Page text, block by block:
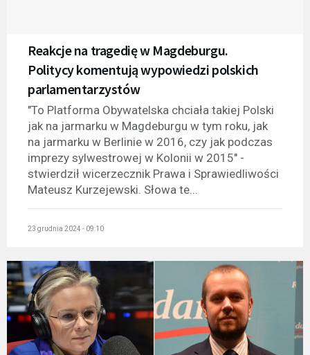
Reakcje na tragedię w Magdeburgu.
Politycy komentują wypowiedzi polskich
parlamentarzystów
"To Platforma Obywatelska chciała takiej Polski
jak na jarmarku w Magdeburgu w tym roku, jak
na jarmarku w Berlinie w 2016, czy jak podczas
imprezy sylwestrowej w Kolonii w 2015" -
stwierdził wicerzecznik Prawa i Sprawiedliwości
Mateusz Kurzejewski. Słowa te...
23 grudnia 2024 - 09:10